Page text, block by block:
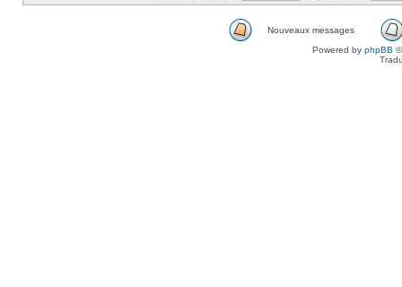
Nouveaux messages
Powered by phpBB